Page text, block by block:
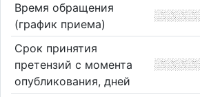
Время обращения
(график приема)
Срок принятия
претензий с момента
опубликования, дней